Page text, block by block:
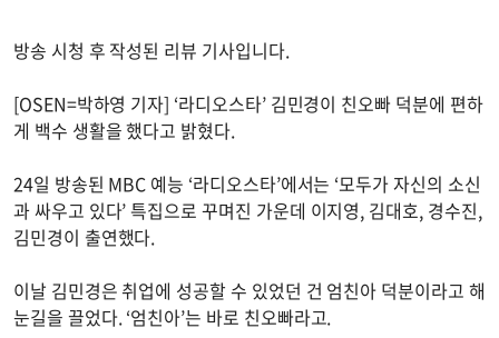
방송 시청 후 작성된 리뷰 기사입니다.
[OSEN=박하영 기자] ‘라디오스타’ 김민경이 친오빠 덕분에 편하
게 백수 생활을 했다고 밝혔다.
24일 방송된 MBC 예능 ‘라디오스타’에서는 ‘모두가 자신의 소신
과 싸우고 있다’ 특집으로 꾸며진 가운데 이지영, 김대호, 경수진,
김민경이 출연했다.
이날 김민경은 취업에 성공할 수 있었던 건 엄친아 덕분이라고 해
눈길을 끌었다. ‘엄친아’는 바로 친오빠라고.